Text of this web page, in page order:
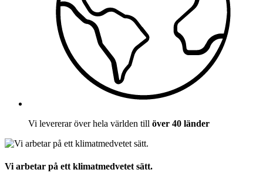
Vi levererar över hela världen till över 40 länder
Vi arbetar på ett klimatmedvetet sätt.